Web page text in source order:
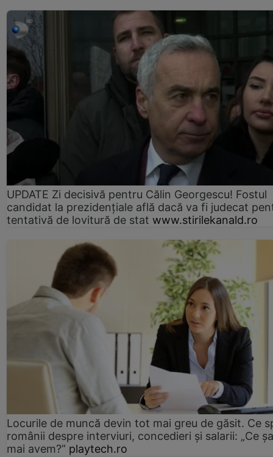
UPDATE Zi decisivă pentru Călin Georgescu! Fostul
candidat la prezidențiale află dacă va fi judecat
tentativă de lovitură de stat www.stirilekanald.ro
Locurile de muncă devin tot mai greu de găsit. Ce
românii despre interviuri, concedieri și salarii: „Ce
mai avem?” playtech.ro